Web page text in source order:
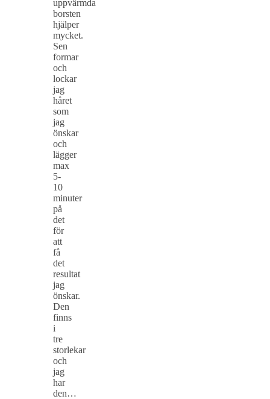
uppvärmda
borsten
hjälper
mycket.
Sen
formar
och
lockar
jag
håret
som
jag
önskar
och
lägger
max
5-
10
minuter
på
det
för
att
få
det
resultat
jag
önskar.
Den
finns
i
tre
storlekar
och
jag
har
den…